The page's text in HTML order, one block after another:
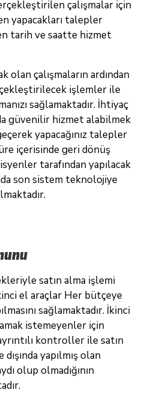
çalışmalar için
yapacakları talepler
tarih ve saatte hizmet
olan çalışmaların ardından
işlemler ile
sağlamaktadır. İhtiyaç
güvenilir hizmet alabilmek
yapacağınız talepler
içerisinde geri dönüş
tarafından yapılacak
son sistem teknolojiye
satın alma işlemi
el araçlar Her bütçeye
sağlamaktadır. İkinci
istemeyenler için
kontroller ile satın
dışında yapılmış olan
olup olmadığının